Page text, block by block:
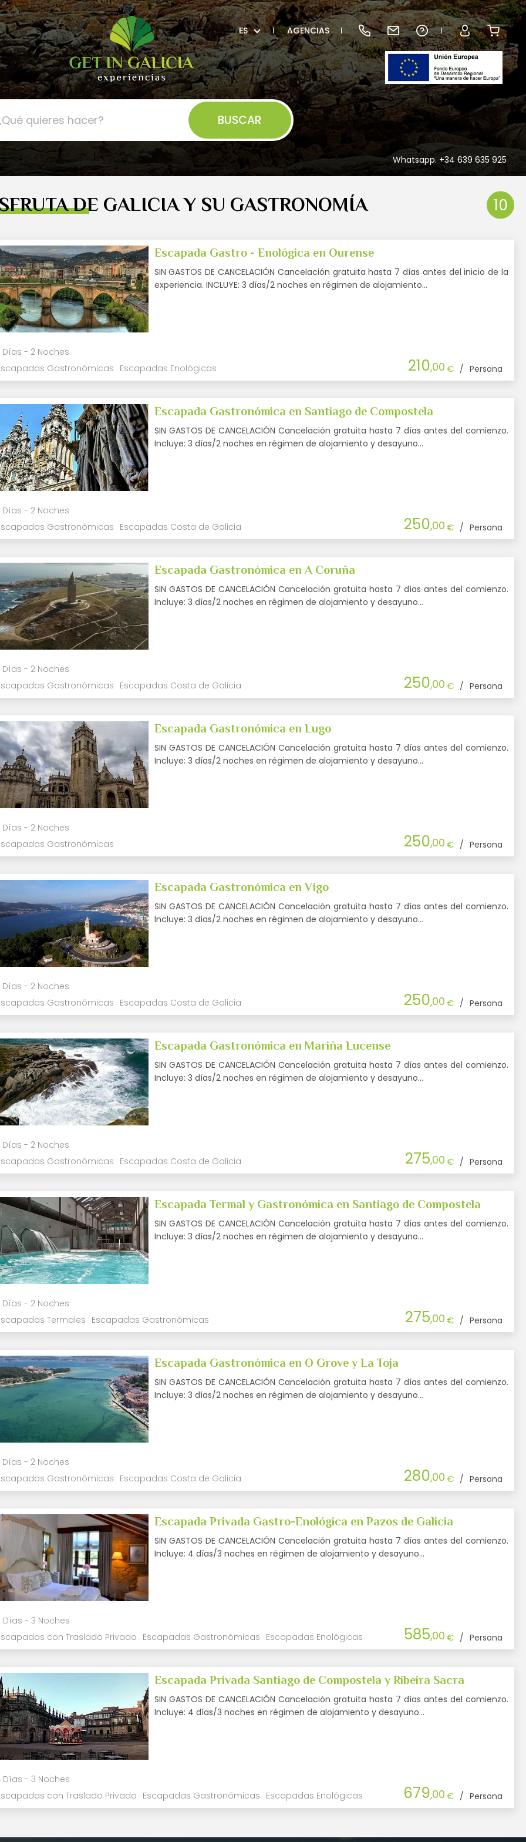
ES AGENCIAS
Whatsapp. +34 639 635 925
DE GALICIA Y SU GASTRONOMÍA 10
Escapada Gastro - Enológica en Ourense
SIN GASTOS DE CANCELACIÓN Cancelación gratuita hasta 7 días antes del inicio de la
experiencia. INCLUYE: 3 días/2 noches en régimen de alojamiento…
Días - 2 Noches
Gastronómicas Escapadas Enológicas 210,00€ / Persona
Escapada Gastronómica en Santiago de Compostela
SIN GASTOS DE CANCELACIÓN Cancelación gratuita hasta 7 días antes del comienzo.
Incluye: 3 días/2 noches en régimen de alojamiento y desayuno…
Días - 2 Noches
Gastronómicas Escapadas Costa de Galicia 250,00€ / Persona
Escapada Gastronómica en A Coruña
SIN GASTOS DE CANCELACIÓN Cancelación gratuita hasta 7 días antes del comienzo.
Incluye: 3 días/2 noches en régimen de alojamiento y desayuno…
Días - 2 Noches
Gastronómicas Escapadas Costa de Galicia 250,00€ / Persona
Escapada Gastronómica en Lugo
SIN GASTOS DE CANCELACIÓN Cancelación gratuita hasta 7 días antes del comienzo.
Incluye: 3 días/2 noches en régimen de alojamiento y desayuno…
Días - 2 Noches
Gastronómicas
250,00€ / Persona
Escapada Gastronómica en Vigo
SIN GASTOS DE CANCELACIÓN Cancelación gratuita hasta 7 días antes del comienzo.
Incluye: 3 días/2 noches en régimen de alojamiento y desayuno…
Días - 2 Noches
Gastronómicas Escapadas Costa de Galicia 250,00€ / Persona
Escapada Gastronómica en Mariña Lucense
SIN GASTOS DE CANCELACIÓN Cancelación gratuita hasta 7 días antes del comienzo.
Incluye: 3 días/2 noches en régimen de alojamiento y desayuno…
Días - 2 Noches
Gastronómicas Escapadas Costa de Galicia 275,00€ / Persona
Escapada Termal y Gastronómica en Santiago de Compostela
SIN GASTOS DE CANCELACIÓN Cancelación gratuita hasta 7 días antes del comienzo.
Incluye: 3 días/2 noches en régimen de alojamiento y desayuno…
Días - 2 Noches
Termales Escapadas Gastronómicas 275,00€ / Persona
Escapada Gastronómica en O Grove y La Toja
SIN GASTOS DE CANCELACIÓN Cancelación gratuita hasta 7 días antes del comienzo.
Incluye: 3 días/2 noches en régimen de alojamiento y desayuno…
Días - 2 Noches
Gastronómicas Escapadas Costa de Galicia 280,00€ / Persona
Escapada Privada Gastro-Enológica en Pazos de Galicia
SIN GASTOS DE CANCELACIÓN Cancelación gratuita hasta 7 días antes del comienzo.
Incluye: 4 días/3 noches en régimen de alojamiento y desayuno…
Días - 3 Noches
con Traslado Privado Escapadas Gastronómicas Escapadas Enológicas 585,00€ / Persona
Escapada Privada Santiago de Compostela y Ribeira Sacra
SIN GASTOS DE CANCELACIÓN Cancelación gratuita hasta 7 días antes del comienzo.
Incluye: 4 días/3 noches en régimen de alojamiento y desayuno…
Días - 3 Noches
con Traslado Privado Escapadas Gastronómicas Escapadas Enológicas 679,00€ / Persona